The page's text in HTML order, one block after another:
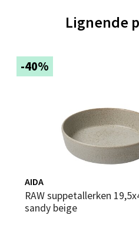
Lignende
-40%
AIDA
RAW suppetallerken 19,5x4x5 cm
sandy beige
Falkenborgveien 5, 7044
Åpent i dag 09-21
0 i butikk